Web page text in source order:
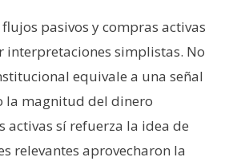
pasivos y compras activas
interpretaciones simplistas. No
equivale a una señal
la magnitud del dinero
sí refuerza la idea de
relevantes aprovecharon la